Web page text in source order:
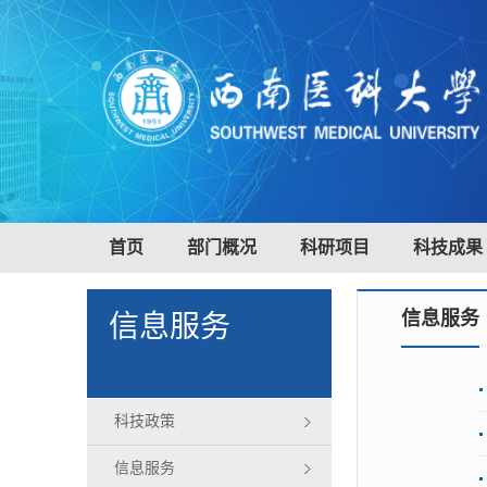
首页 部门概况 科研项目 科技成果
信息服务
科技政策
信息服务
信息服务